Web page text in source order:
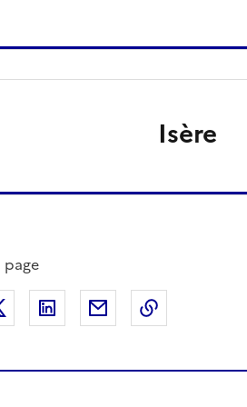
Isère
page
sur Facebook
Partager sur XPartager sur LinkedIn
Partager par email